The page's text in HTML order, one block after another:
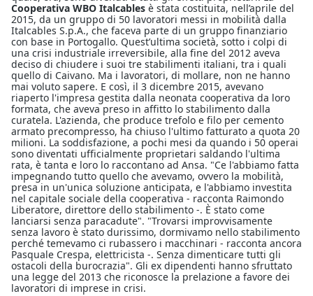
Cooperativa WBO Italcables è stata costituita, nell’aprile del
2015, da un gruppo di 50 lavoratori messi in mobilità dalla
Italcables S.p.A., che faceva parte di un gruppo finanziario
con base in Portogallo. Quest’ultima società, sotto i colpi di
una crisi industriale irreversibile, alla fine del 2012 aveva
deciso di chiudere i suoi tre stabilimenti italiani, tra i quali
quello di Caivano. Ma i lavoratori, di mollare, non ne hanno
mai voluto sapere. E così, il 3 dicembre 2015, avevano
riaperto l'impresa gestita dalla neonata cooperativa da loro
formata, che aveva preso in affitto lo stabilimento dalla
curatela. L'azienda, che produce trefolo e filo per cemento
armato precompresso, ha chiuso l'ultimo fatturato a quota 20
milioni. La soddisfazione, a pochi mesi da quando i 50 operai
sono diventati ufficialmente proprietari saldando l'ultima
rata, è tanta e loro lo raccontano ad Ansa. "Ce l'abbiamo fatta
impegnando tutto quello che avevamo, ovvero la mobilità,
presa in un'unica soluzione anticipata, e l'abbiamo investita
nel capitale sociale della cooperativa - racconta Raimondo
Liberatore, direttore dello stabilimento -. È stato come
lanciarsi senza paracadute". "Trovarsi improvvisamente
senza lavoro è stato durissimo, dormivamo nello stabilimento
perché temevamo ci rubassero i macchinari - racconta ancora
Pasquale Crespa, elettricista -. Senza dimenticare tutti gli
ostacoli della burocrazia". Gli ex dipendenti hanno sfruttato
una legge del 2013 che riconosce la prelazione a favore dei
lavoratori di imprese in crisi.